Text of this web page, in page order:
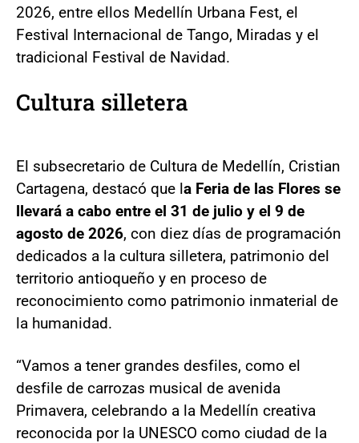
2026, entre ellos Medellín Urbana Fest, el
Festival Internacional de Tango, Miradas y el
tradicional Festival de Navidad.
Cultura silletera
El subsecretario de Cultura de Medellín, Cristian
Cartagena, destacó que la Feria de las Flores se
llevará a cabo entre el 31 de julio y el 9 de
agosto de 2026, con diez días de programación
dedicados a la cultura silletera, patrimonio del
territorio antioqueño y en proceso de
reconocimiento como patrimonio inmaterial de
la humanidad.
“Vamos a tener grandes desfiles, como el
desfile de carrozas musical de avenida
Primavera, celebrando a la Medellín creativa
reconocida por la UNESCO como ciudad de la